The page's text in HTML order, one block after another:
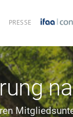
PRESSE